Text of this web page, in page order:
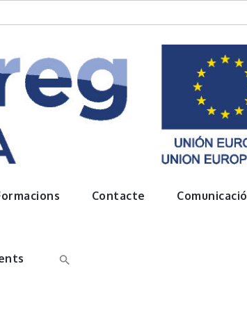
Contacte Comunicació